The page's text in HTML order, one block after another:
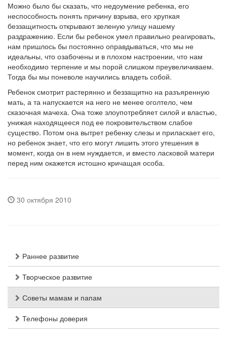
Можно было бы сказать, что недоумение ребенка, его
неспособность понять причину взрыва, его хрупкая
беззащитность открывают зеленую улицу нашему
раздражению. Если бы ребенок умел правильно реагировать,
нам пришлось бы постоянно оправдываться, что мы не
идеальны, что озабочены и в плохом настроении, что нам
необходимо терпение и мы порой слишком преувеличиваем.
Тогда бы мы поневоле научились владеть собой.
Ребенок смотрит растерянно и беззащитно на разъяренную
мать, а та напускается на него не менее оголтело, чем
сказочная мачеха. Она тоже злоупотребляет силой и властью,
унижая находящееся под ее покровительством слабое
существо. Потом она вытрет ребенку слезы и приласкает его,
но ребенок знает, что его могут лишить этого утешения в
момент, когда он в нем нуждается, и вместо ласковой матери
перед ним окажется истошно кричащая особа.
30 октября 2010
Раннее развитие
Творческое развитие
Советы мамам и папам
Телефоны доверия